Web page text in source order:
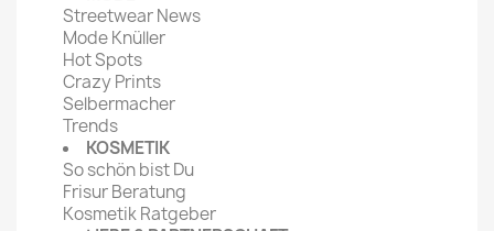
Streetwear News
Mode Knüller
Hot Spots
Crazy Prints
Selbermacher
Trends
KOSMETIK
So schön bist Du
Frisur Beratung
Kosmetik Ratgeber